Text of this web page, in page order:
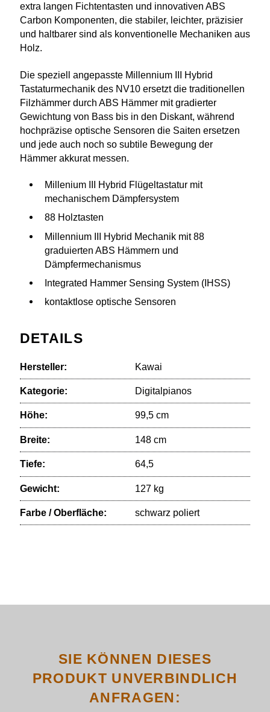
extra langen Fichtentasten und innovativen ABS
Carbon Komponenten, die stabiler, leichter, präzisier
und haltbarer sind als konventionelle Mechaniken aus
Holz.
Die speziell angepasste Millennium III Hybrid
Tastaturmechanik des NV10 ersetzt die traditionellen
Filzhämmer durch ABS Hämmer mit gradierter
Gewichtung von Bass bis in den Diskant, während
hochpräzise optische Sensoren die Saiten ersetzen
und jede auch noch so subtile Bewegung der
Hämmer akkurat messen.
Millenium III Hybrid Flügeltastatur mit
mechanischem Dämpfersystem
88 Holztasten
Millennium III Hybrid Mechanik mit 88
graduierten ABS Hämmern und
Dämpfermechanismus
Integrated Hammer Sensing System (IHSS)
kontaktlose optische Sensoren
DETAILS
Hersteller: Kawai
Kategorie: Digitalpianos
Höhe: 99,5 cm
Breite: 148 cm
Tiefe: 64,5
Gewicht: 127 kg
Farbe / Oberfläche: schwarz poliert
SIE KÖNNEN DIESES
PRODUKT UNVERBINDLICH
ANFRAGEN: